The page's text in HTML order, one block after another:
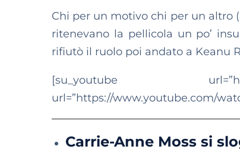
Chi per un motivo chi per un altro
ritenevano la pellicola un po’
rifiutò il ruolo poi andato a Keanu
[su_youtube url=”https://
url=”https://www.youtube.com/
Carrie-Anne Moss si